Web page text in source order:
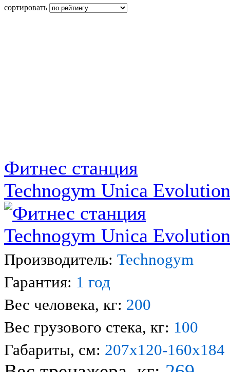
сортировать
Фитнес станция
Technogym Unica Evolution
Производитель: Technogym
Гарантия: 1 год
Вес человека, кг: 200
Вес грузового стека, кг: 100
Габариты, см: 207х120-160х184